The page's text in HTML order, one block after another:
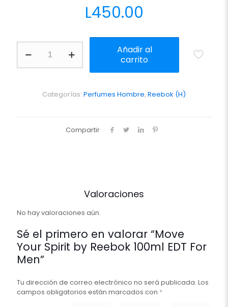
L450.00
Your
Spirit
Añadir al
carrito
Categorías: Perfumes Hombre, Reebok (H)
Compartir
Valoraciones
No hay valoraciones aún.
Sé el primero en valorar “Move
Your Spirit by Reebok 100ml EDT For
Men”
Tu dirección de correo electrónico no será publicada. Los
campos obligatorios están marcados con *